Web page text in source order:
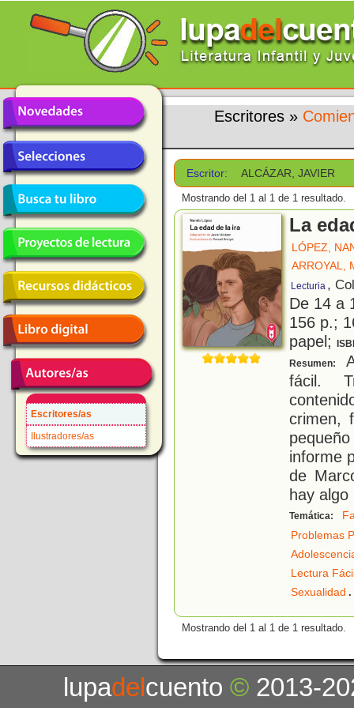
Escritores/as
Ilustradores/as
Escritores »
Escritor: ALCÁZAR, JAVIER
Mostrando del 1 al 1 de 1 resultado.
La
LÓPEZ,
ARROYAL,
Lecturia ,
De 14 a
156 p.;
papel;
Resumen:
fácil.
crimen,
informe
de
hay algo
Temática:
Problemas
Lectura
Sexualidad .
Mostrando del 1 al 1 de 1 resultado.
lupadelcuento© 2013-